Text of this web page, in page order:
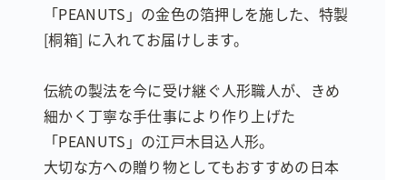
「PEANUTS」の金色の箔押しを施した、特製
[桐箱] に入れてお届けします。
伝統の製法を今に受け継ぐ人形職人が、きめ
細かく丁寧な手仕事により作り上げた
「PEANUTS」の江戸木目込人形。
大切な方への贈り物としてもおすすめの日本